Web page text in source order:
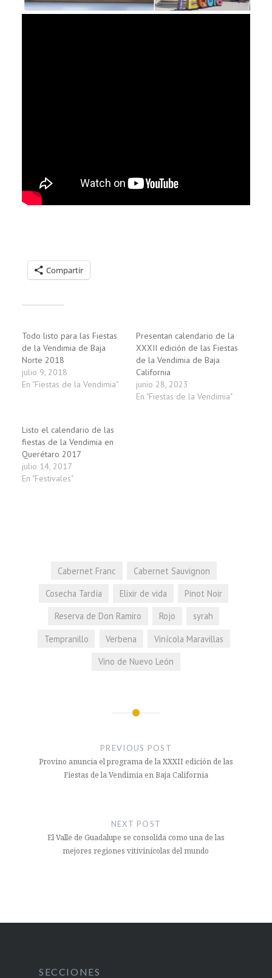
Compartir
Todo listo para las Fiestas
de la Vendimia de Baja
Norte 2018
julio 9, 2018
En "Fiestas de la Vendimia"
Presentan calendario de la
XXXII edición de las Fiestas
de la Vendimia de Baja
California
junio 28, 2023
En "Fiestas de la Vendimia"
Listo el calendario de las
fiestas de la Vendimia en
Querétaro 2017
julio 14, 2017
En "Festivales"
Cabernet Franc
Cabernet Sauvignon
Cosecha Tardía
Elixir de vida
Pinot Noir
Reserva de Don Ramiro
Rojo
syrah
Tempranillo
Verbena
Vinícola Maravillas
Vino de Nuevo León
entradas
PREVIOUS POST
Provino anuncia el programa de la XXXII edición de las
Fiestas de la Vendimia en Baja California
NEXT POST
El Valle de Guadalupe se consolida como una de las
mejores regiones vitivinícolas del mundo
SECCIONES